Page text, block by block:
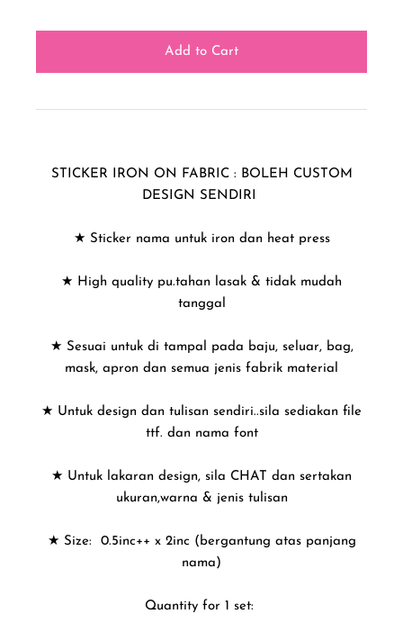
STICKER IRON ON FABRIC : BOLEH CUSTOM
DESIGN SENDIRI
★ Sticker nama untuk iron dan heat press
★ High quality pu.tahan lasak & tidak mudah
tanggal
★ Sesuai untuk di tampal pada baju, seluar, bag,
mask, apron dan semua jenis fabrik material
★ Untuk design dan tulisan sendiri..sila sediakan file
ttf. dan nama font
★ Untuk lakaran design, sila CHAT dan sertakan
ukuran,warna & jenis tulisan
★ Size: 0.5inc++ x 2inc (bergantung atas panjang
nama)
Quantity for 1 set: